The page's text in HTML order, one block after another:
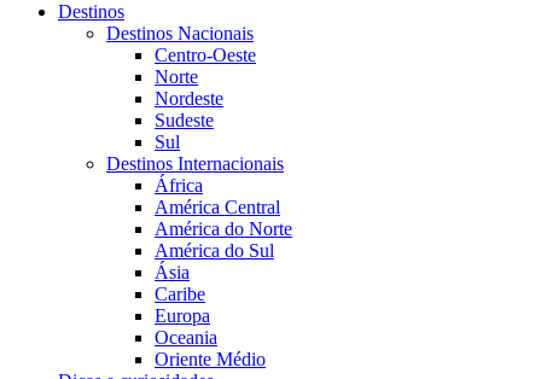
Destinos
Destinos Nacionais
Centro-Oeste
Norte
Nordeste
Sudeste
Sul
Destinos Internacionais
África
América Central
América do Norte
América do Sul
Ásia
Caribe
Europa
Oceania
Oriente Médio